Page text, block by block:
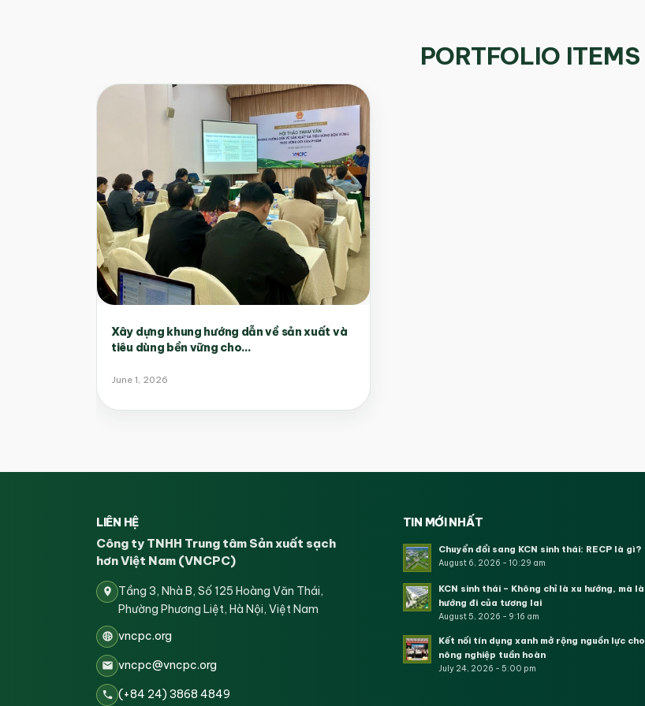
PORTFOLIO ITEMS
Xây dựng khung hướng dẫn về sản xuất và
tiêu dùng bền vững cho...
June 1, 2026
LIÊN HỆ
Công ty TNHH Trung tâm Sản xuất sạch
hơn Việt Nam (VNCPC)
Tầng 3, Nhà B, Số 125 Hoàng Văn Thái,
Phường Phương Liệt, Hà Nội, Việt Nam
vncpc.org
vncpc@vncpc.org
(+84 24) 3868 4849
TIN MỚI NHẤT
Chuyển đổi sang KCN sinh thái: RECP là gì?
August 6, 2026 - 10:29 am
KCN sinh thái – Không chỉ là xu hướng, mà là
hướng đi của tương lai
August 5, 2026 - 9:16 am
Kết nối tín dụng xanh mở rộng nguồn lực cho
nông nghiệp tuần hoàn
July 24, 2026 - 5:00 pm